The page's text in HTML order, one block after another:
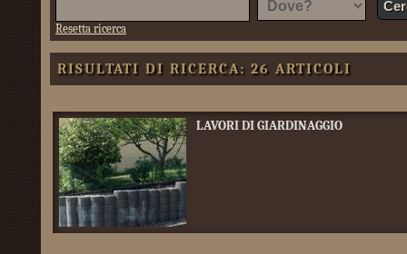
Resetta ricerca
RISULTATI DI RICERCA: 26 ARTICOLI
LAVORI DI GIARDINAGGIO